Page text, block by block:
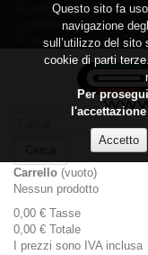
Contattaci
Contattaci subito:+39
Carrello (vuoto)
Nessun prodotto
0,00 € Tasse
0,00 € Totale
I prezzi sono IVA inclusa
Questo sito fa
navigazione
sull’utilizzo del
cookie di parti
Per